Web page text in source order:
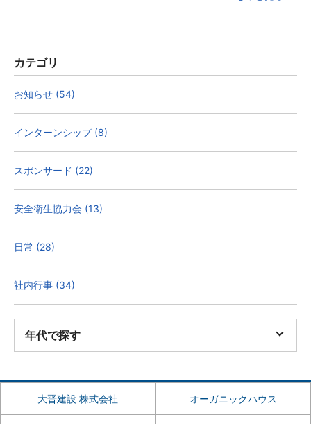
カテゴリ
お知らせ (54)
インターンシップ (8)
スポンサード (22)
安全衛生協力会 (13)
日常 (28)
社内行事 (34)
年代で探す
大晋建設 株式会社 オーガニックハウス